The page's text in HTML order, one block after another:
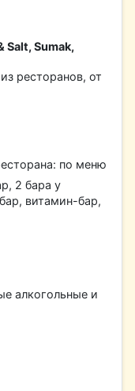
Salt, Sumak,
ресторанов, от
по меню
2 бара у
витамин-бар,
алкогольные и